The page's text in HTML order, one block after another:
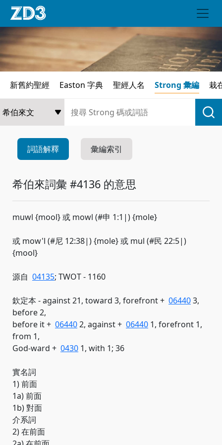
新舊約聖經 Easton 字典 聖經人名 Strong 彙編 栽
詞語解釋 彙編索引
希伯來詞彙 #4136 的意思
muwl {mool} 或 mowl (#申 1:1|) {mole}
或 mow'l (#尼 12:38|) {mole} 或 mul (#民 22:5|)
{mool}
源自 04135; TWOT - 1160
欽定本 - against 21, toward 3, forefront + 064403,
before 2,
before it + 064402, against + 06440 1, forefront 1,
from 1,
God-ward + 0430 1, with 1; 36
實名詞
1) 前面
1a) 前面
1b) 對面
介系詞
2) 在前面